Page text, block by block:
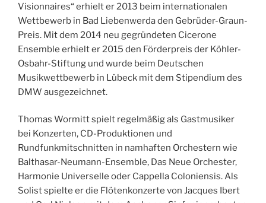
Visionnaires“ erhielt er 2013 beim internationalen
Wettbewerb in Bad Liebenwerda den Gebrüder-Graun-
Preis. Mit dem 2014 neu gegründeten Cicerone
Ensemble erhielt er 2015 den Förderpreis der Köhler-
Osbahr-Stiftung und wurde beim Deutschen
Musikwettbewerb in Lübeck mit dem Stipendium des
DMW ausgezeichnet.
Thomas Wormitt spielt regelmäßig als Gastmusiker
bei Konzerten, CD-Produktionen und
Rundfunkmitschnitten in namhaften Orchestern wie
Balthasar-Neumann-Ensemble, Das Neue Orchester,
Harmonie Universelle oder Cappella Coloniensis. Als
Solist spielte er die Flötenkonzerte von Jacques Ibert